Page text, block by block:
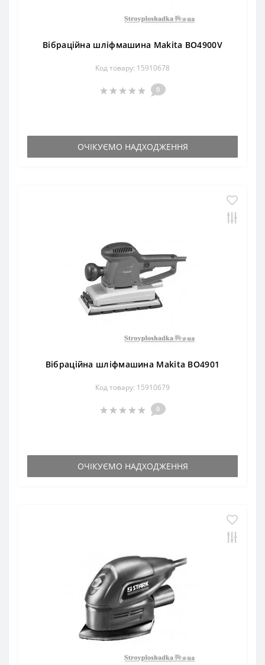
Вібраційна шліфмашина Makita BO4900V
Код товару: 15910678
0
ОЧІКУЄМО НАДХОДЖЕННЯ
Вібраційна шліфмашина Makita BO4901
Код товару: 15910679
0
ОЧІКУЄМО НАДХОДЖЕННЯ